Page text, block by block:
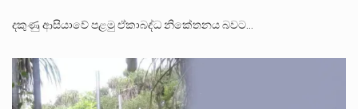
දකුණු ආසියාවේ පළමු ඒකාබද්ධ නිකේතනය බවට…